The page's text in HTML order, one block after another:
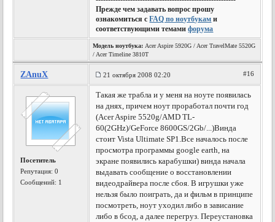
Прежде чем задавать вопрос прошу
ознакомиться сFAQ по ноутбукам и
соответствующими темамифорума
Модель ноутбука: Acer Aspire 5920G / Acer TravelMate 5520G
/ Acer Timeline 3810T
ZAnuX 21 октября 2008 02:20 #16
Посетитель
Репутация:0
Сообщений: 1
Такая же трабла и у меня на ноуте появилась
на днях, причем ноут проработал почти год
(Acer Aspire 5520g/AMD TL-
60(2GHz)/GeForce 8600GS/2Gb/...)Винда
стоит Vista Ultimate SP1.Все началось после
просмотра программы google earth, на
экране появились карабушки) винда начала
выдавать сообщение о восстановлении
видеодрайвера после сбоя. В игрушки уже
нельзя было поиграть, да и фильм в принципе
посмотреть, ноут уходил либо в зависание
либо в бсод, а далее перегруз. Переустановка